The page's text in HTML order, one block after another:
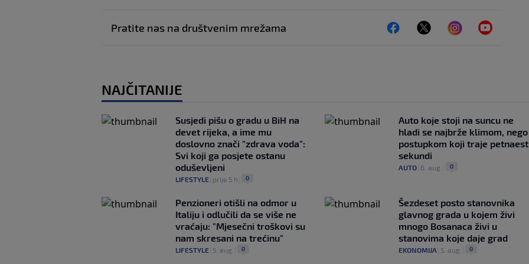
Pratite nas na društvenim mrežama
NAJČITANIJE
Susjedi pišu o gradu u BiH na
devet rijeka, a ime mu
doslovno znači "zdrava voda":
Svi koji ga posjete ostanu
oduševljeni
LIFESTYLE prije 5 h 0
Auto koje stoji na suncu ne
hladi se najbrže klimom, nego
postupkom koji traje petnaest
sekundi
AUTO| 6. aug. 0
Penzioneri otišli na odmor u
Italiju i odlučili da se više ne
vraćaju: "Mjesečni troškovi su
nam skresani na trećinu"
LIFESTYLE 5. aug. 0
Šezdeset posto stanovnika
glavnog grada u kojem živi
mnogo Bosanaca živi u
stanovima koje daje grad
EKONOMIJA 5. aug. 0